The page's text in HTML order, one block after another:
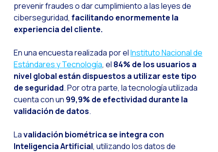
Las nuevas
¿Cómo mejorar la
Desafíos del
Inteligencia
Ya puedes ofrecer
prevenir fraudes o dar cumplimiento a las leyes de
ciberseguridad, facilitando enormemente la
experiencia del cliente.
En una encuesta realizada por elInstituto Nacional de
Estándares y Tecnología, el 84% de los usuarios a
nivel global están dispuestos a utilizar este tipo
de seguridad. Por otra parte, la tecnología utilizada
cuenta con un 99,9% de efectividad durante la
validación de datos.
Lavalidación biométrica se integra con
Inteligencia Artificial, utilizando los datos de